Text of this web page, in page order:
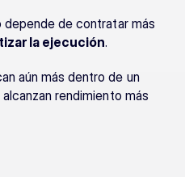
de contratar más
la ejecución.
aún más dentro de un
rendimiento más